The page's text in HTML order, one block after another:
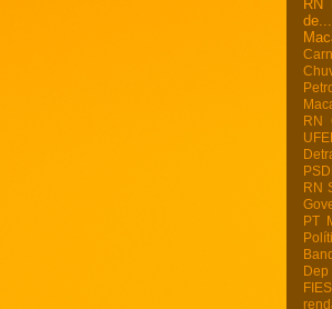
RN
de...
RN
RN
PT
FIES